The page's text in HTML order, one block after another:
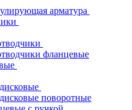
арматура
фланцевые
поворотные